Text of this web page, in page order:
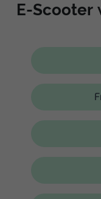
E-Scooter